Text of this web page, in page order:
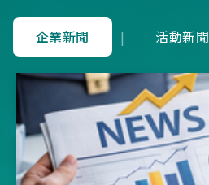
企業新聞 | 活動新聞